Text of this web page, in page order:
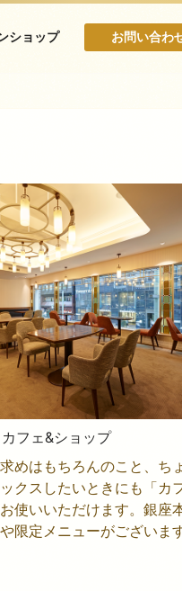
ショップ お問い合わ
カフェ&ショップ
めはもちろんのこと、ち
クスしたいときにも「カ
使いいただけます。銀座
限定メニューがございま